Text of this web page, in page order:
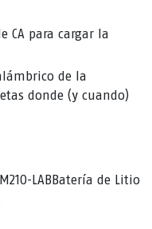
CA para cargar la
de la
donde (y cuando)
M210-LABBatería de Litio